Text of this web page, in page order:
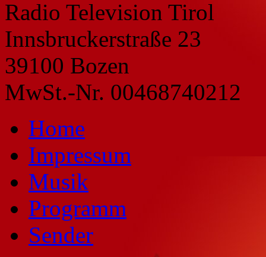
Radio Television Tirol
Innsbruckerstraße 23
39100 Bozen
MwSt.-Nr. 00468740212
Home
Impressum
Musik
Programm
Sender